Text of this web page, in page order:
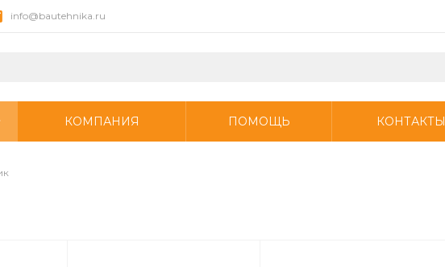
info@bautehnika.ru
КОМПАНИЯ ПОМОЩЬ КОНТАКТЫ